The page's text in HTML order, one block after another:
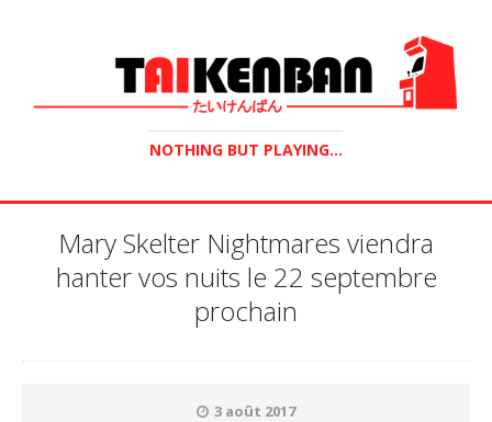
NOTHING BUT PLAYING...
Mary Skelter Nightmares viendra
hanter vos nuits le 22 septembre
prochain
3 août 2017